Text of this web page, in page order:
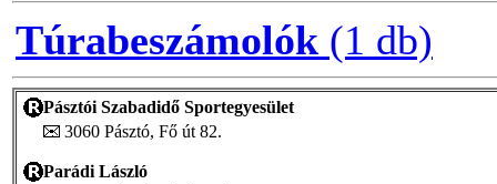
Túrabeszámolók (1 db)
Pásztói Szabadidő Sportegyesület
3060 Pásztó, Fő út 82.
Parádi László